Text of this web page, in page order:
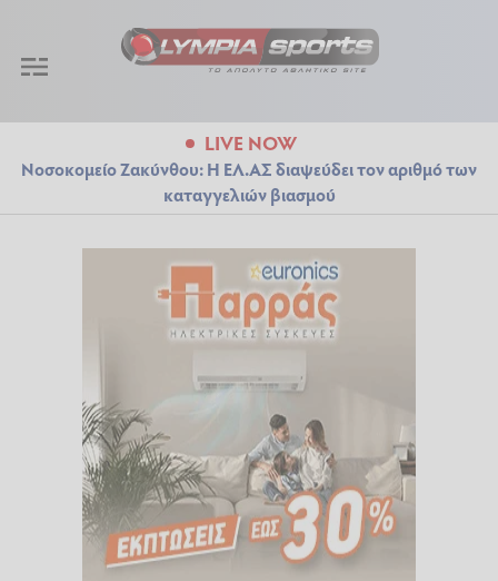
LIVE NOW
Νοσοκομείο Ζακύνθου: Η ΕΛ.ΑΣ διαψεύδει τον αριθμό των
καταγγελιών βιασμού